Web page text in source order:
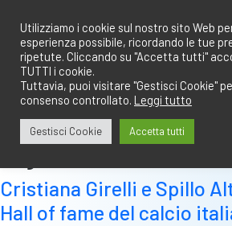
contenuto
Cristiana Girelli e Spillo
Hall of fame del calcio
Utilizziamo i cookie sul nostro sito Web
esperienza possibile, ricordando le tue
ripetute. Cliccando su "Accetta tutti"
TUTTI i cookie.
Tuttavia, puoi visitare "Gestisci Cookie"
consenso controllato. Leggi tutto
Gestisci Cookie Accetta tutti